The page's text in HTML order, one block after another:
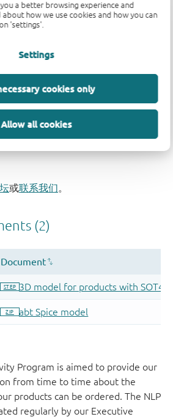
a better browsing experience and
how we use cookies and how you can
'settings'.
Settings
cookies only
Allow all cookies
问，请告知我们。如需获得设计支
或联系我们。
Program is aimed to provide our
from time to time about the
products can be ordered. The NLP
regularly by our Executive